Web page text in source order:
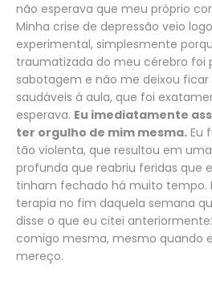
não esperava que meu próprio
Minha crise de depressão veio
experimental, simplesmente
traumatizada do meu cérebro foi
sabotagem e não me deixou
saudáveis à aula, que foi
esperava. Eu imediatamente
ter orgulho de mim mesma. Eu
tão violenta, que resultou em
profunda que reabriu feridas que
tinham fechado há muito tempo.
terapia no fim daquela semana
disse o que eu citei
comigo mesma, mesmo quando
mereço.